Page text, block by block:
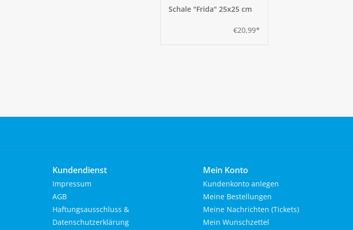
Schale "Frida" 25x25 cm
€20,99*
Kundendienst
Impressum
AGB
Haftungsausschluss &
Datenschutzerklärung
Mein Konto
Kundenkonto anlegen
Meine Bestellungen
Meine Nachrichten (Tickets)
Mein Wunschzettel